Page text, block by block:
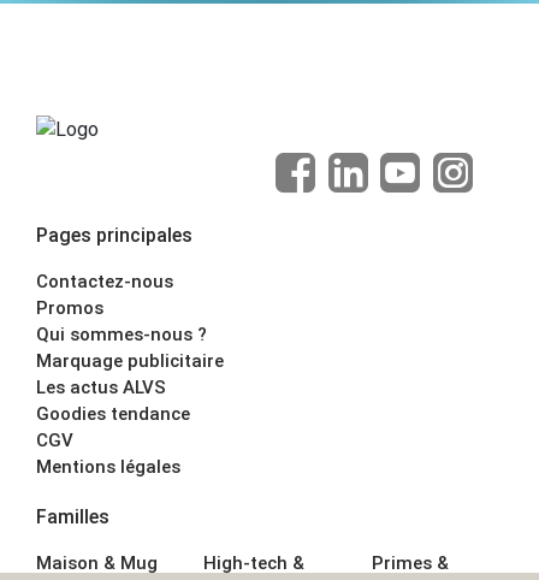
Pages principales
Contactez-nous
Promos
Qui sommes-nous ?
Marquage publicitaire
Les actus ALVS
Goodies tendance
CGV
Mentions légales
Familles
Maison & Mug
High-tech &
Primes &